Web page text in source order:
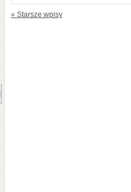
« Starsze wpisy